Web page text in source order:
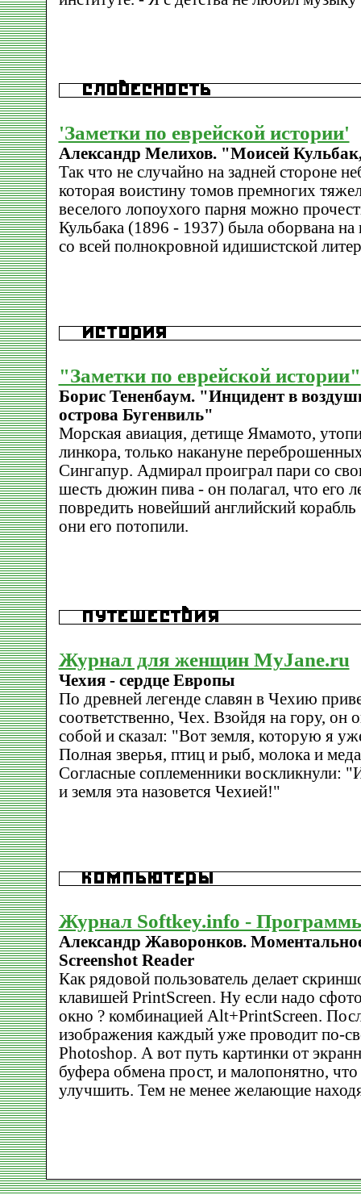
'Заметки по еврейской истории'
Александр Мелихов. "Моисей
Так что не случайно на задней стороне
которая воистину томов премногих
веселого лопоухого парня можно
Кульбака (1896 - 1937) была оборвана на
со всей полнокровной идишистской
"Заметки по еврейской истории"
Борис Тененбаум. "Инцидент в
острова Бугенвиль"
Морская авиация, детище Ямамото,
линкора, только накануне
Сингапур. Адмирал проиграл пари со
шесть дюжин пива - он полагал, что его
повредить новейший английский
они его потопили.
Журнал для женщин MyJane.ru
Чехия - сердце Европы
По древней легенде славян в Чехию
соответственно, Чех. Взойдя на гору, он
собой и сказал: "Вот земля, которую я
Полная зверья, птиц и рыб, молока и
Согласные соплеменники воскликнули:
и земля эта назовется Чехией!"
Журнал Softkey.info -
Александр Жаворонков.
Screenshot Reader
Как рядовой пользователь делает
клавишей PrintScreen. Ну если надо
окно ? комбинацией Alt+PrintScreen.
изображения каждый уже проводит по-
Photoshop. А вот путь картинки от
буфера обмена прост, и малопонятно,
улучшить. Тем не менее желающие